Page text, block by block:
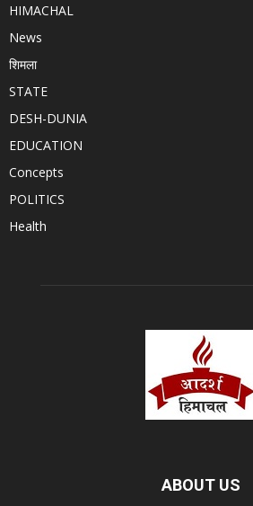
HIMACHAL
News
शिमला
STATE
DESH-DUNIA
EDUCATION
Concepts
POLITICS
Health
ABOUT US